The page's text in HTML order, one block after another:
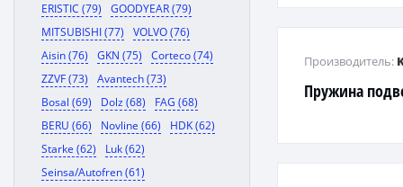
ERISTIC (79)
GOODYEAR (79)
MITSUBISHI (77)
VOLVO (76)
Aisin (76)
GKN (75)
Corteco (74)
ZZVF (73)
Avantech (73)
Bosal (69)
Dolz (68)
FAG (68)
BERU (66)
Novline (66)
HDK (62)
Starke (62)
Luk (62)
Seinsa/Autofren (61)
Пружина
Производитель: